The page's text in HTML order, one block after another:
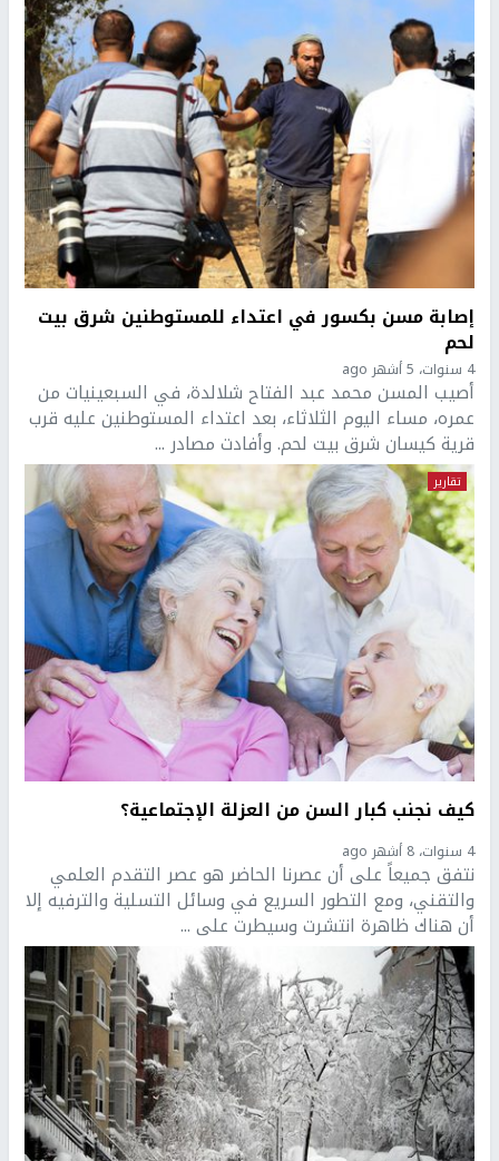
إصابة مسن بكسور في اعتداء للمستوطنين شرق بيت
لحم
4 سنوات، 5 أشهر ago
أصيب المسن محمد عبد الفتاح شلالدة، في السبعينيات من
عمره، مساء اليوم الثلاثاء، بعد اعتداء المستوطنين عليه قرب
قرية كيسان شرق بيت لحم. وأفادت مصادر ...
تقارير
كيف نجنب كبار السن من العزلة الإجتماعية؟
4 سنوات، 8 أشهر ago
نتفق جميعاً على أن عصرنا الحاضر هو عصر التقدم العلمي
والتقني، ومع التطور السريع في وسائل التسلية والترفيه إلا
أن هناك ظاهرة انتشرت وسيطرت على ...